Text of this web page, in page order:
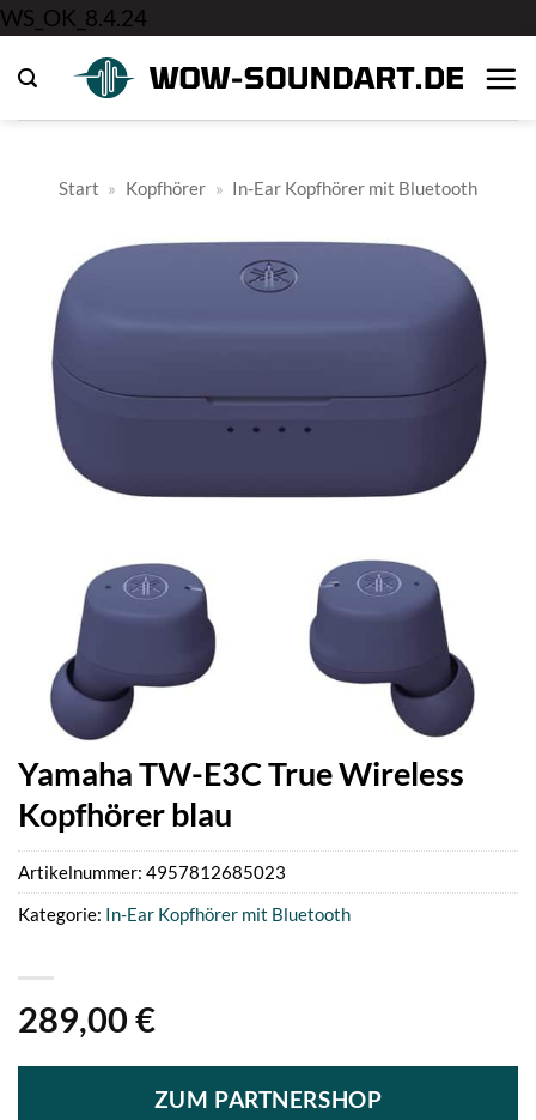
WS_OK_8.4.24
springen
Start » Kopfhörer » In-Ear Kopfhörer mit Bluetooth
Yamaha TW-E3C True Wireless
Kopfhörer blau
289,00 €
ZUM PARTNERSHOP
Artikelnummer: 4957812685023
Kategorie: In-Ear Kopfhörer mit Bluetooth